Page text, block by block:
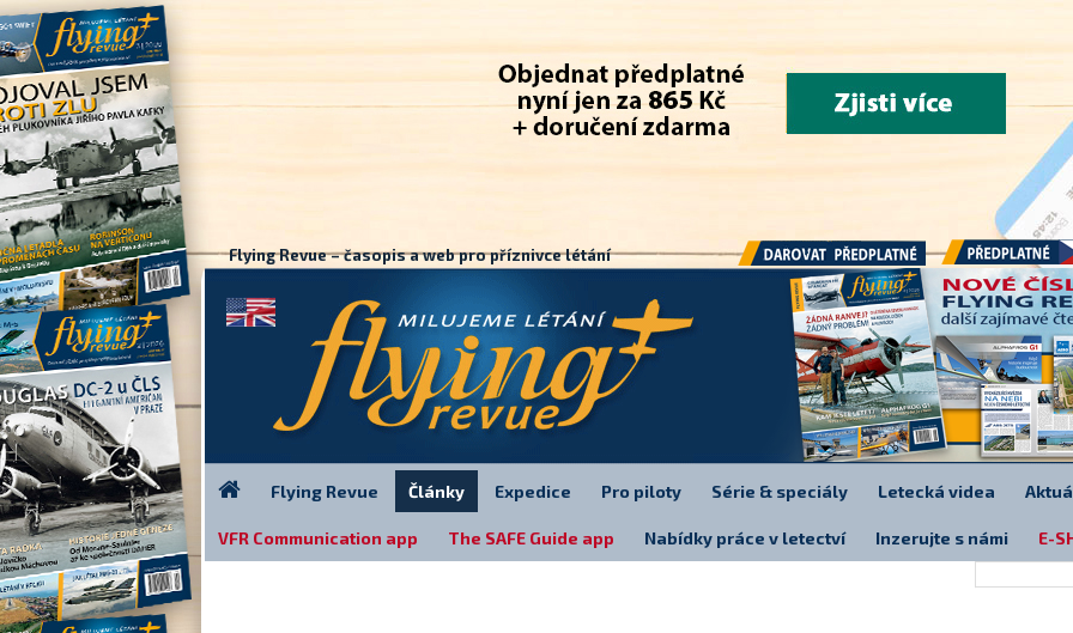
Flying Revue – časopis a web pro příznivce létání
Darovat předplatné Předplatné
Flying Revue Články Expedice Pro piloty Série & speciály Letecká videa
VFR Communication app The SAFE Guide app Nabídky práce v letectví Inzerujte s námi E-